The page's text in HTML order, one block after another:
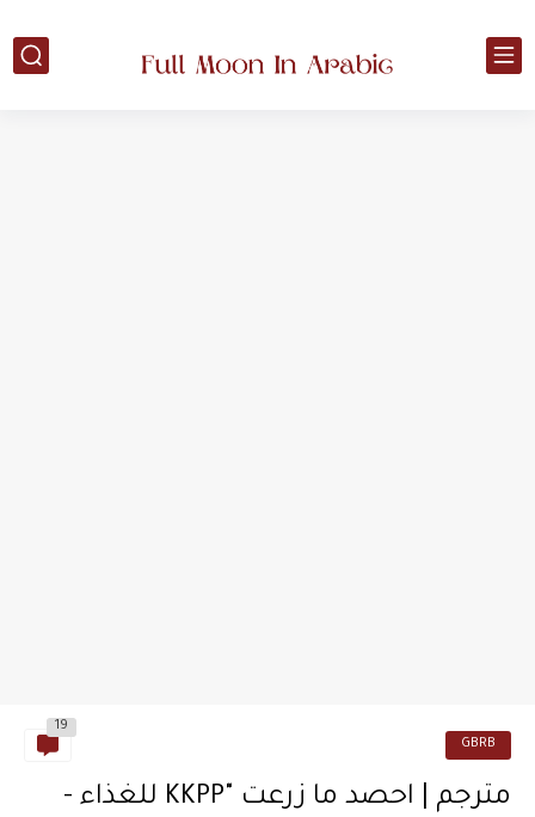
GBRB
19
مترجم | احصد ما زرعت "KKPP للغذاء -